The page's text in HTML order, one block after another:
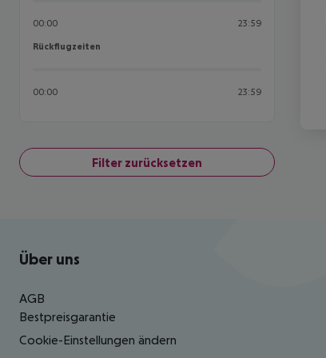
00:00 23:59
Rückflugzeiten
Rückflugzeiten
00:00 23:59
Filter zurücksetzen
Footer navigation
Über uns
AGB
Bestpreisgarantie
Cookie-Einstellungen ändern